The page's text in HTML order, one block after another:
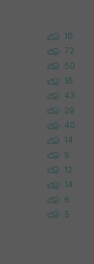
10
72
50
16
43
29
40
14
5
12
14
6
5